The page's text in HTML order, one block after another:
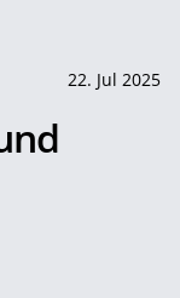
22. Jul 2025